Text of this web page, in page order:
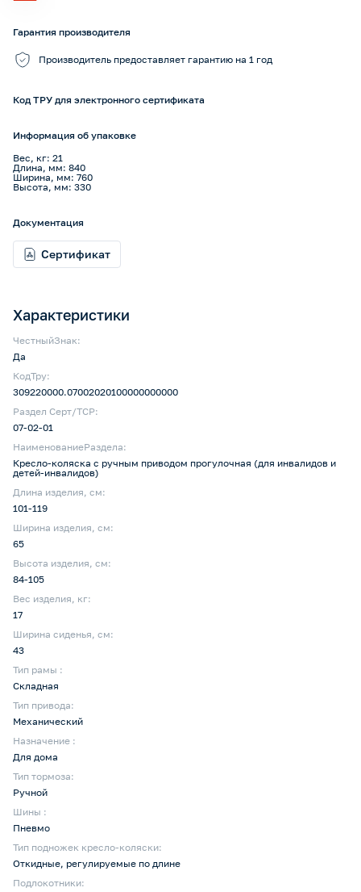
Характеристики
ЧестныйЗнак:
Да
КодТру:
309220000.07002020100000000000
Раздел Серт/ТСР:
07-02-01
НаименованиеРаздела:
Кресло-коляска с ручным приводом прогулочная (для инвалидов и
детей-инвалидов)
Длина изделия, см:
101-119
Ширина изделия, см:
65
Высота изделия, см:
84-105
Вес изделия, кг:
17
Ширина сиденья, см:
43
Тип рамы :
Складная
Тип привода:
Механический
Назначение :
Для дома
Тип тормоза:
Ручной
Шины :
Пневмо
Тип подножек кресло-коляски:
Откидные, регулируемые по длине
Подлокотники:
Гарантия производителя
Производитель предоставляет гарантию на 1 год
Код ТРУ для электронного сертификата
Информация об упаковке
Вес, кг: 21
Длина, мм: 840
Ширина, мм: 760
Высота, мм: 330
Документация
Сертификат